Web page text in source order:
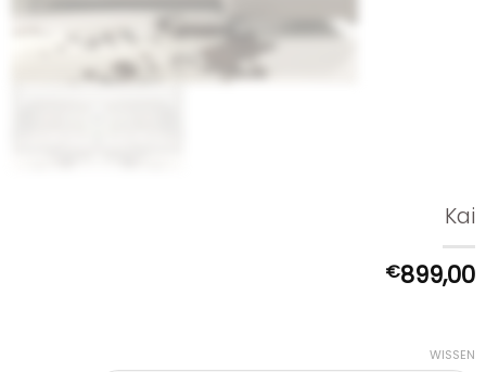
Kai
€899,00
WISSEN